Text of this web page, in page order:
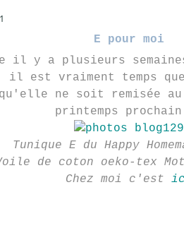
E pour moi
il y a plusieurs
il est vraiment temps
ne soit remisée
printemps
Tunique E du Happy
de coton oeko-tex
Chez moi c'est